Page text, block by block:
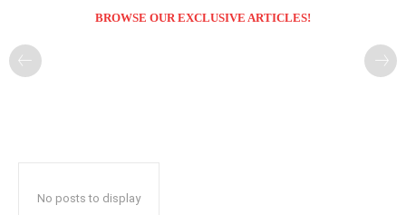
BROWSE OUR EXCLUSIVE ARTICLES!
No posts to display